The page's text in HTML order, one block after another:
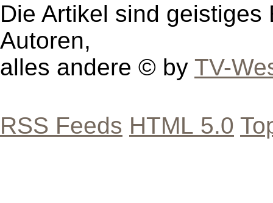
Die Artikel sind
Autoren,
alles andere © by TV-
RSS Feeds HTML 5.0